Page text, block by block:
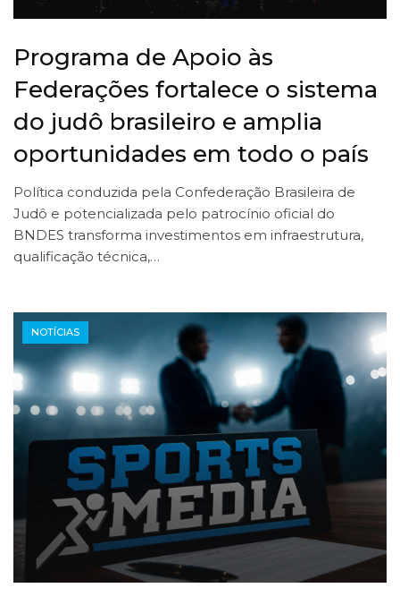
Programa de Apoio às
Federações fortalece o sistema
do judô brasileiro e amplia
oportunidades em todo o país
Política conduzida pela Confederação Brasileira de
Judô e potencializada pelo patrocínio oficial do
BNDES transforma investimentos em infraestrutura,
qualificação técnica,…
NOTÍCIAS